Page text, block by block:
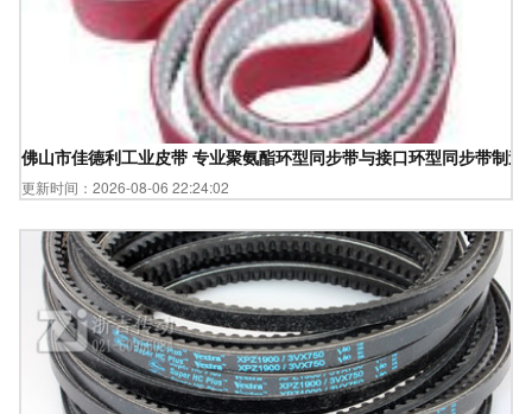
佛山市佳德利工业皮带 专业聚氨酯环型同步带与接口环型同步带制造
更新时间：2026-08-06 22:24:02